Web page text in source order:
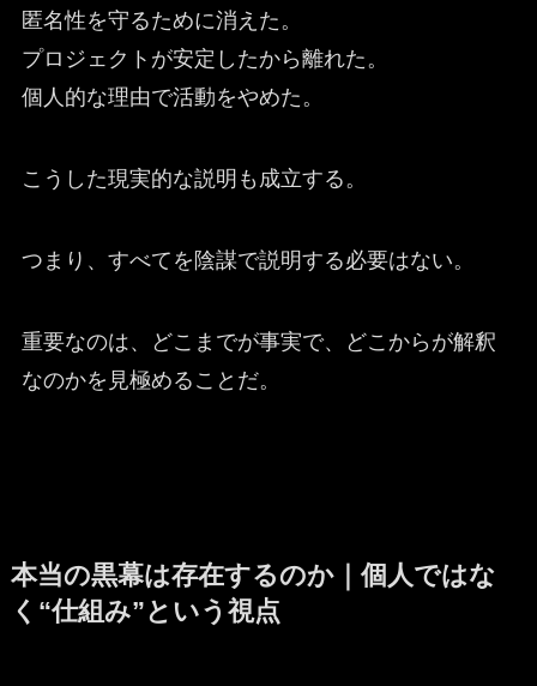
匿名性を守るために消えた。
プロジェクトが安定したから離れた。
個人的な理由で活動をやめた。
こうした現実的な説明も成立する。
つまり、すべてを陰謀で説明する必要はない。
重要なのは、どこまでが事実で、どこからが解釈
なのかを見極めることだ。
本当の黒幕は存在するのか｜個人ではな
く“仕組み”という視点